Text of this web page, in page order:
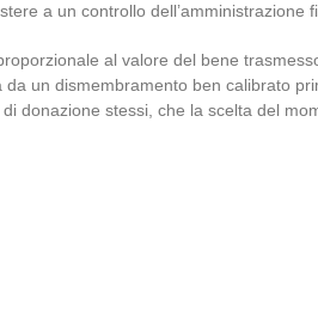
a un controllo dell’amministrazione
al valore del bene
da un dismembramento ben calibrato
donazione stessi, che la scelta del